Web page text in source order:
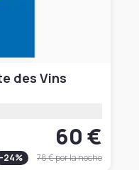
des Vins
60 €
-24% 78 €por la noche